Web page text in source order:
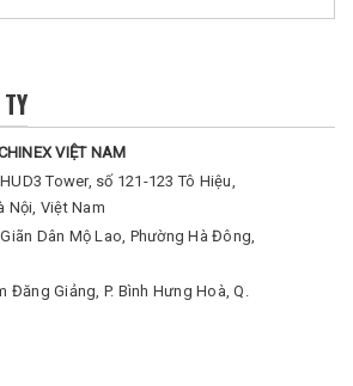
VIỆT NAM
Tower, số 121-123 Tô Hiệu,
Nội, Việt Nam
Dân Mộ Lao, Phường Hà Đông,
Đăng Giảng, P. Bình Hưng Hoà, Q.